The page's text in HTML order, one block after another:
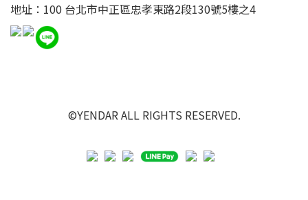
地址：100 台北市中正區忠孝東路2段130號5樓之4
©YENDAR ALL RIGHTS RESERVED.